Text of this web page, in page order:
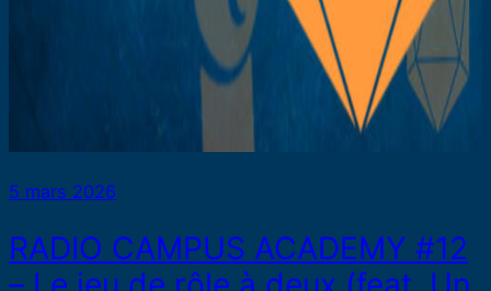
5 mars 2026
RADIO CAMPUS ACADEMY #12